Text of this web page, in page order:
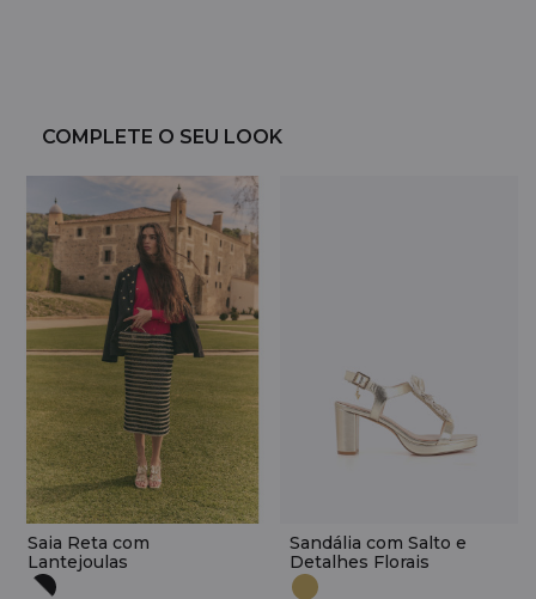
COMPLETE O SEU LOOK
Saia Reta com
Lantejoulas
Sandália com Salto e
Detalhes Florais